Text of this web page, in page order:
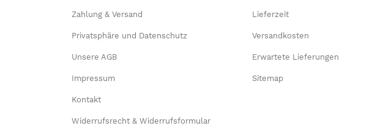
Zahlung & Versand
Privatsphäre und Datenschutz
Unsere AGB
Impressum
Kontakt
Widerrufsrecht & Widerrufsformular
Lieferzeit
Versandkosten
Erwartete Lieferungen
Sitemap